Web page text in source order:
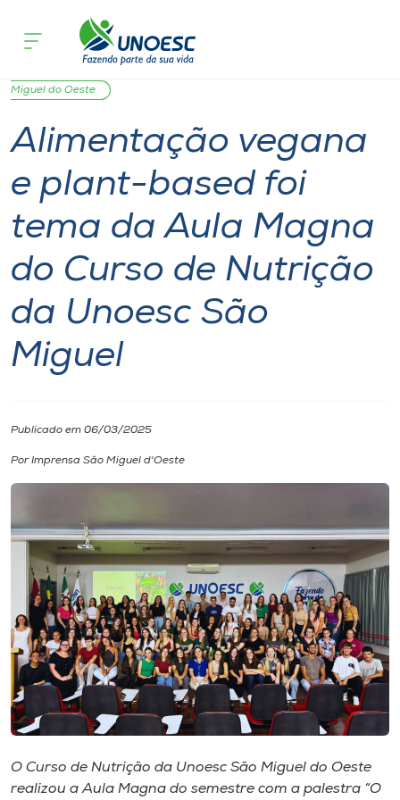
Cursos
Onde estamos
Pesquisa
Atendimento ao Estudante
Portal de Ensino
A
Diplomados
Cultura
CPA
Biblioteca
Editora
Miguel do Oeste
Alimentação vegana
e plant-based foi
tema da Aula Magna
do Curso de Nutrição
da Unoesc São
Miguel
Publicado em 06/03/2025
Por Imprensa São Miguel d'Oeste
O Curso de Nutrição da Unoesc São Miguel do Oeste
realizou a Aula Magna do semestre com a palestra “O